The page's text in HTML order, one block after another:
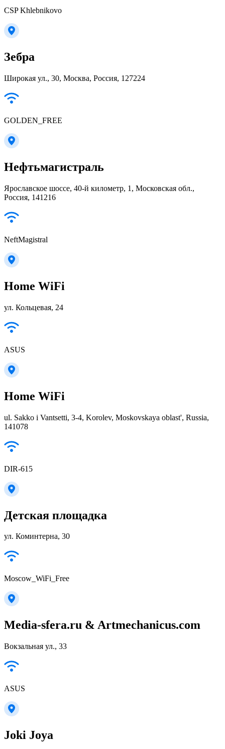
CSP Khlebnikovo
Зебра
Широкая ул., 30, Москва, Россия, 127224
GOLDEN_FREE
Нефтьмагистраль
Ярославское шоссе, 40-й километр, 1, Московская обл.,
Россия, 141216
NeftMagistral
Home WiFi
ул. Кольцевая, 24
ASUS
Home WiFi
ul. Sakko i Vantsetti, 3-4, Korolev, Moskovskaya oblast', Russia,
141078
DIR-615
Детская площадка
ул. Коминтерна, 30
Moscow_WiFi_Free
Media-sfera.ru & Artmechanicus.com
Вокзальная ул., 33
ASUS
Joki Joya